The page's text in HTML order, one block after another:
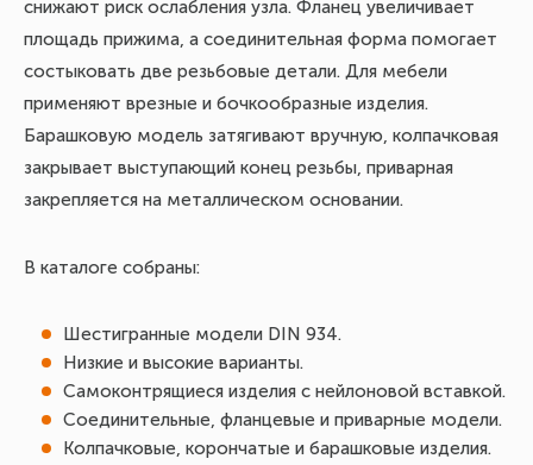
снижают риск ослабления узла. Фланец увеличивает
площадь прижима, а соединительная форма помогает
состыковать две резьбовые детали. Для мебели
применяют врезные и бочкообразные изделия.
Барашковую модель затягивают вручную, колпачковая
закрывает выступающий конец резьбы, приварная
закрепляется на металлическом основании.
В каталоге собраны:
Шестигранные модели DIN 934.
Низкие и высокие варианты.
Самоконтрящиеся изделия с нейлоновой вставкой.
Соединительные, фланцевые и приварные модели.
Колпачковые, корончатые и барашковые изделия.